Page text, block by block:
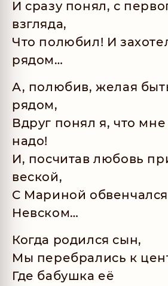
И сразу понял, с
взгляда,
Что полюбил! И
рядом…
А, полюбив, желая
рядом,
Вдруг понял я, что
надо!
И, посчитав любовь
веской,
С Мариной
Невском…
Когда родился сын,
Мы перебрались к
Где бабушка её